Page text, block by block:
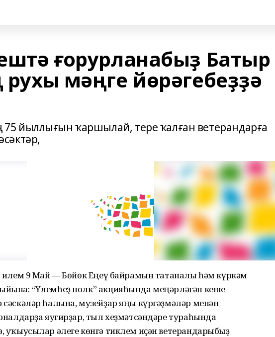
ғорурланабыҙ Батыр
мәңге йөрәгебеҙҙә
75 йыллығын ҡаршылай, тере ҡалған ветерандарға
илем 9 Май — Бөйөк Еңеү байрамын татаналы һәм күркәм
“Үлемһеҙ полк” акцияһында меңәрләгән кеше
һалына, музейҙар яңы күргәҙмәләр менән
яугирҙар, тыл хеҙмәтсәндәре тураһында
уҡыусылар әлеге көнгә тиклем иҫән ветерандарыбыҙ